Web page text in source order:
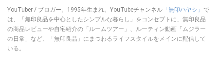
YouTuber / ブロガー。1995年生まれ。YouTubeチャンネル 「無印ハヤシ」 で
は、「無印良品を中心としたシンプルな暮らし」をコンセプトに、無印良品
の商品レビューや自宅紹介の「ルームツアー」、ルーティン動画「ムジラー
の日常」など、「無印良品」にまつわるライフスタイルをメインに配信して
いる。